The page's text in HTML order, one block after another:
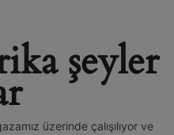
şeyler
üzerinde çalışılıyor ve